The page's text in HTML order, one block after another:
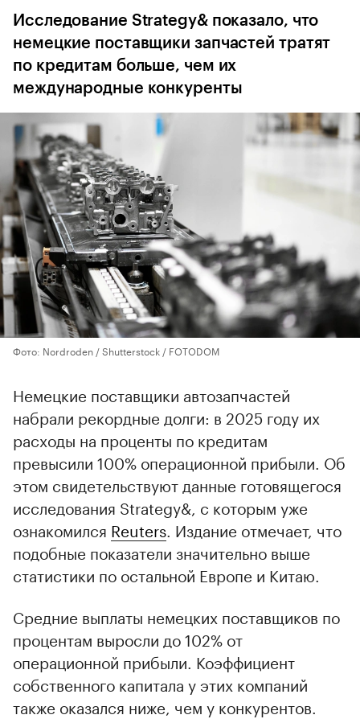
Исследование Strategy& показало, что
немецкие поставщики запчастей тратят
по кредитам больше, чем их
международные конкуренты
Фото: Nordroden / Shutterstock / FOTODOM
Немецкие поставщики автозапчастей
набрали рекордные долги: в 2025 году их
расходы на проценты по кредитам
превысили 100% операционной прибыли. Об
этом свидетельствуют данные готовящегося
исследования Strategy&, с которым уже
ознакомился Reuters . Издание отмечает, что
подобные показатели значительно выше
статистики по остальной Европе и Китаю.
Средние выплаты немецких поставщиков по
процентам выросли до 102% от
операционной прибыли. Коэффициент
собственного капитала у этих компаний
также оказался ниже, чем у конкурентов.